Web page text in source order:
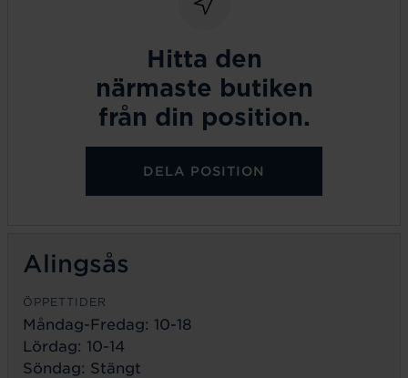
Hitta den
närmaste butiken
från din position.
DELA POSITION
Alingsås
ÖPPETTIDER
Måndag-Fredag: 10-18
Lördag: 10-14
Söndag: Stängt